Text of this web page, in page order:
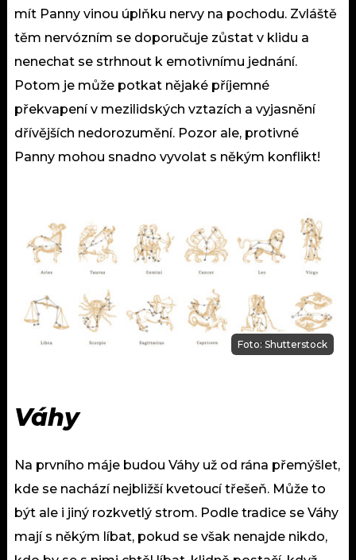
mít Panny vinou úplňku nervy na pochodu. Zvláště
těm nervózním se doporučuje zůstat v klidu a
nenechat se strhnout k emotivnímu jednání.
Potom je může potkat nějaké příjemné
překvapení v mezilidských vztazích a vyjasnění
dřívějších nedorozumění. Pozor ale, protivné
Panny mohou snadno vyvolat s někým konflikt!
Foto: Shutterstock
Váhy
Na prvního máje budou Váhy už od rána přemýšlet,
kde se nachází nejbližší kvetoucí třešeň. Může to
být ale i jiný rozkvetlý strom. Podle tradice se Váhy
mají s někým líbat, pokud se však nenajde nikdo,